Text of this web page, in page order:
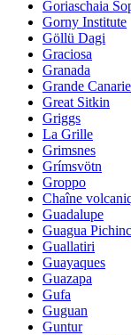
Goriaschaia
Gorny Institute
Göllü Dagi
Graciosa
Granada
Grande Canarie
Great Sitkin
Griggs
La Grille
Grimsnes
Grímsvötn
Groppo
Chaîne
Guadalupe
Guagua
Guallatiri
Guayaques
Guazapa
Gufa
Guguan
Guntur